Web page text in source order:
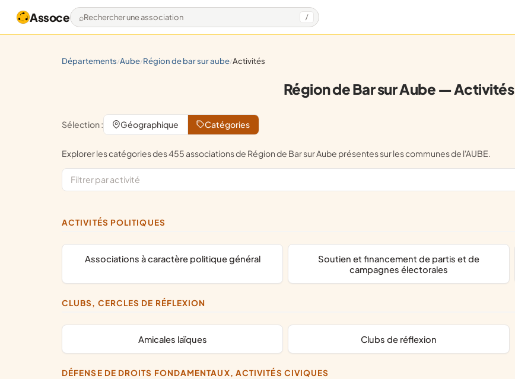
Assoce Rechercher une association /
départements/ aube/ région de bar sur aube/ activités
Région de Bar sur Aube — Activités
Sélection : Géographique Catégories
Explorer les catégories des 455 associations de Région de Bar sur Aube présentes sur les communes de l'AUBE.
ACTIVITÉS POLITIQUES
associations à caractère politique général
soutien et financement de partis et de
campagnes électorales
CLUBS, CERCLES DE RÉFLEXION
amicales laïques clubs de réflexion
DÉFENSE DE DROITS FONDAMENTAUX, ACTIVITÉS CIVIQUES